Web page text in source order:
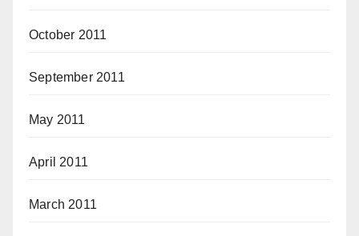
October 2011
September 2011
May 2011
April 2011
March 2011